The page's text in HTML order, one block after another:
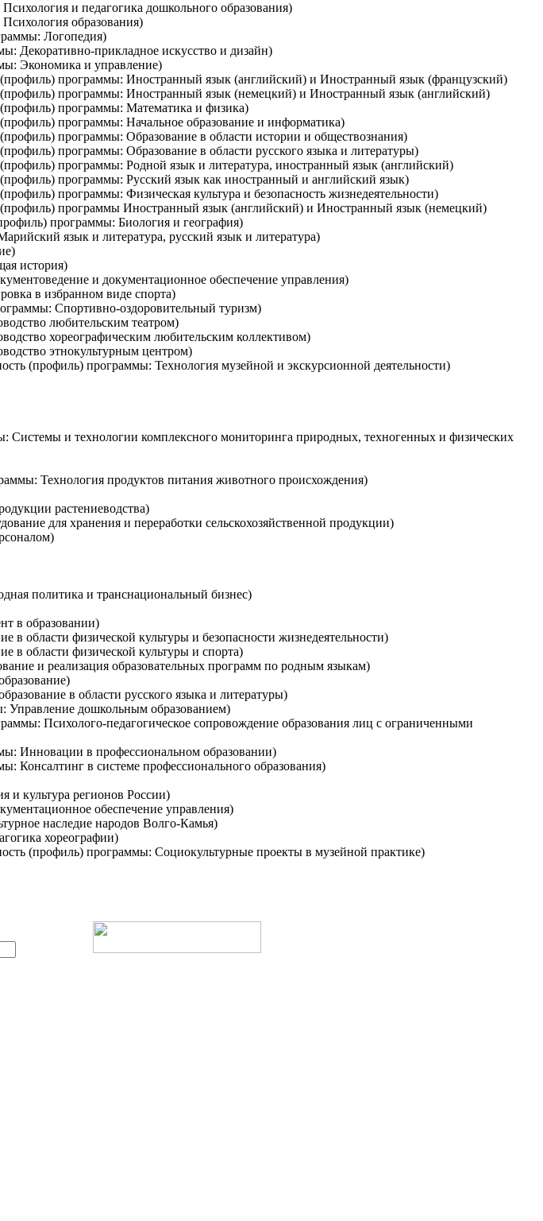
и педагогика дошкольного образования)
образования)
Логопедия)
Декоративно-прикладное искусство и дизайн)
Экономика и управление)
программы: Иностранный язык (английский) и Иностранный язык (французский)
(профиль) программы: Иностранный язык (немецкий) и Иностранный язык (английский)
(профиль) программы: Математика и физика)
программы: Начальное образование и информатика)
программы: Образование в области истории и обществознания)
программы: Образование в области русского языка и литературы)
программы: Родной язык и литература, иностранный язык (английский)
программы: Русский язык как иностранный и английский язык)
программы: Физическая культура и безопасность жизнедеятельности)
(профиль) программы Иностранный язык (английский) и Иностранный язык (немецкий)
программы: Биология и география)
язык и литература, русский язык и литература)
история)
и документационное обеспечение управления)
в избранном виде спорта)
Спортивно-оздоровительный туризм)
любительским театром)
хореографическим любительским коллективом)
этнокультурным центром)
(профиль) программы: Технология музейной и экскурсионной деятельности)
и технологии комплексного мониторинга природных, техногенных и физических
Технология продуктов питания животного происхождения)
растениеводства)
для хранения и переработки сельскохозяйственной продукции)
политика и транснациональный бизнес)
в образовании)
в области физической культуры и безопасности жизнедеятельности)
в области физической культуры и спорта)
и реализация образовательных программ по родным языкам)
в области русского языка и литературы)
Управление дошкольным образованием)
Психолого-педагогическое сопровождение образования лиц с ограниченными
Инновации в профессиональном образовании)
Консалтинг в системе профессионального образования)
и культура регионов России)
обеспечение управления)
наследие народов Волго-Камья)
хореографии)
(профиль) программы: Социокультурные проекты в музейной практике)